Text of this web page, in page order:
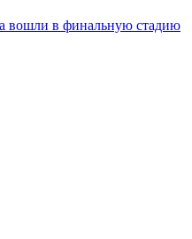
в финальную стадию